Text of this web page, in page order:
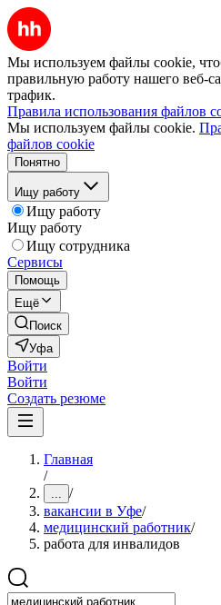
Мы используем файлы cookie,
правильную работу нашего веб-
трафик.
Правила использования файлов
Мы используем файлы cookie.
файлов cookie
Понятно
Ищу работу
Ищу работу
Ищу работу
Ищу сотрудника
Сервисы
Помощь
Ещё
Поиск
Уфа
Войти
Войти
Создать резюме
Главная
/
... /
вакансии в Уфе/
медицинский работник/
работа для инвалидов